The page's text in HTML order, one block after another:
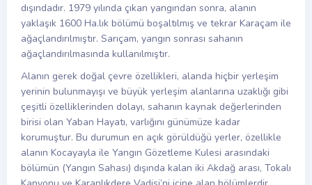
dışındadır. 1979 yılında çıkan yangından sonra, alanın
yaklaşık 1600 Ha.lık bölümü boşaltılmış ve tekrar Karaçam ile
ağaçlandırılmıştır. Sarıçam, yangın sonrası sahanın
ağaçlandırılmasında kullanılmıştır.
Alanın gerek doğal çevre özellikleri, alanda hiçbir yerleşim
yerinin bulunmayışı ve büyük yerleşim alanlarına uzaklığı gibi
çeşitli özelliklerinden dolayı, sahanın kaynak değerlerinden
birisi olan Yaban Hayatı, varlığını günümüze kadar
korumuştur. Bu durumun en açık görüldüğü yerler, özellikle
alanın Kocayayla ile Yangın Gözetleme Kulesi arasındaki
bölümün (Yangın Sahası) dışında kalan iki Akdağ arası, Tokalı